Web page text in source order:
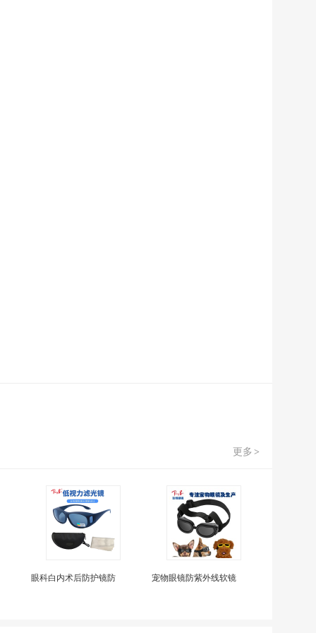
更多 >
眼科白内术后防护镜防 宠物眼镜防紫外线软镜